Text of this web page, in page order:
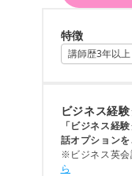
特徴
講師歴3年以上
ビジネス経
「ビジネス経
話オプション
※ビジネス英会
ら